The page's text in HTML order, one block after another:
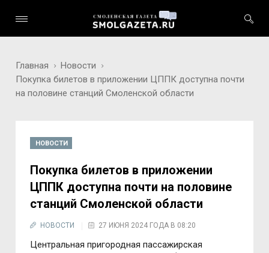
Главная
Новости
Покупка билетов в приложении ЦППК доступна почти
на половине станций Смоленской области
НОВОСТИ
Покупка билетов в приложении
ЦППК доступна почти на половине
станций Смоленской области
НОВОСТИ 27 ИЮНЯ 2024 ГОДА В 08:20
Центральная пригородная пассажирская